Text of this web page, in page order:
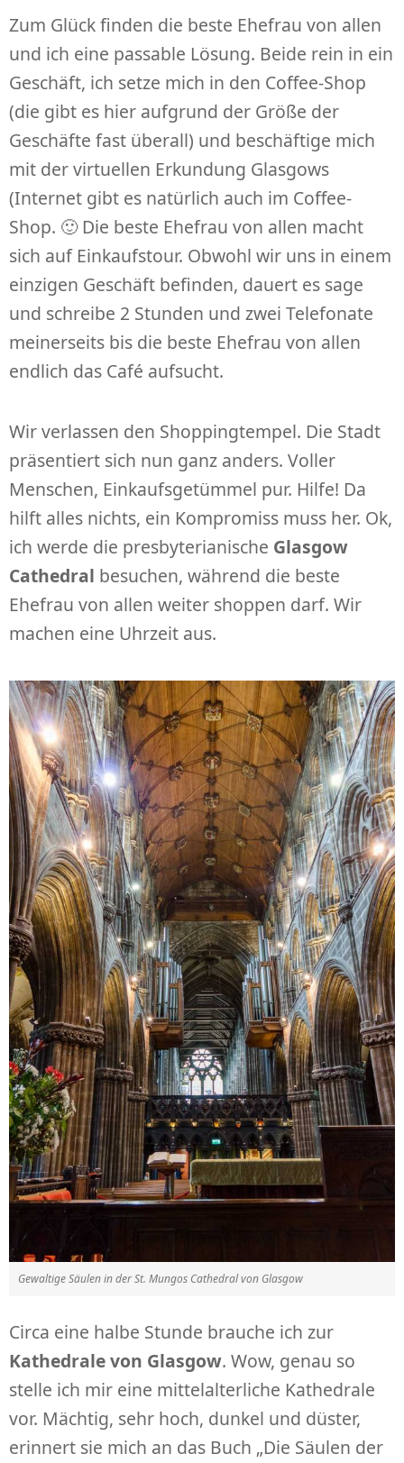
Zum Glück finden die beste Ehefrau von allen
und ich eine passable Lösung. Beide rein in ein
Geschäft, ich setze mich in den Coffee-Shop
(die gibt es hier aufgrund der Größe der
Geschäfte fast überall) und beschäftige mich
mit der virtuellen Erkundung Glasgows
(Internet gibt es natürlich auch im Coffee-
Shop. 🙂 Die beste Ehefrau von allen macht
sich auf Einkaufstour. Obwohl wir uns in einem
einzigen Geschäft befinden, dauert es sage
und schreibe 2 Stunden und zwei Telefonate
meinerseits bis die beste Ehefrau von allen
endlich das Café aufsucht.
Wir verlassen den Shoppingtempel. Die Stadt
präsentiert sich nun ganz anders. Voller
Menschen, Einkaufsgetümmel pur. Hilfe! Da
hilft alles nichts, ein Kompromiss muss her. Ok,
ich werde die presbyterianische Glasgow
Cathedral besuchen, während die beste
Ehefrau von allen weiter shoppen darf. Wir
machen eine Uhrzeit aus.
Gewaltige Säulen in der St. Mungos Cathedral von Glasgow
Circa eine halbe Stunde brauche ich zur
Kathedrale von Glasgow. Wow, genau so
stelle ich mir eine mittelalterliche Kathedrale
vor. Mächtig, sehr hoch, dunkel und düster,
erinnert sie mich an das Buch „Die Säulen der